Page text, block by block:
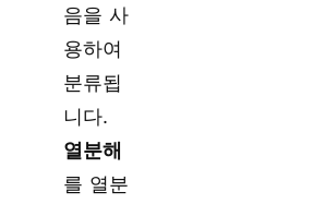
음을 사
용하여
분류됩
니다.
열분해
를 열분